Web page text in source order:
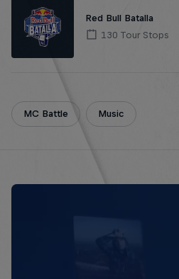
Red Bull Batalla
130 Tour Stops
MC Battle Music